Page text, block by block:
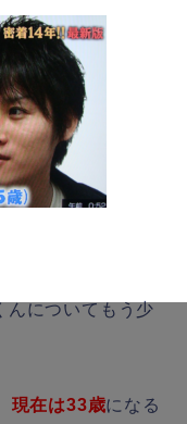
んについてもう少
現在は33歳になる